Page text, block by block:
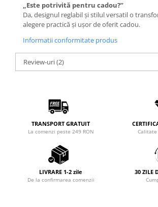
„Este potrivită pentru cadou?”
Da, designul reglabil și stilul versatil o
alegere practică și ușor de oferit cadou.
Informatii conformitate produs
Review-uri(2)
TRANSPORT GRATUIT
La comenzi peste 249 RON
LIVRARE 1-2 zile
De la confirmarea comenzii
30 ZILE